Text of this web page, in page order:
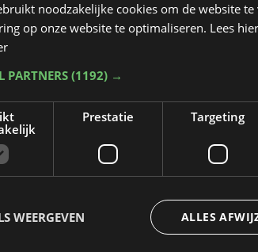
Gezondheid en de Dienst
zaak. Een lichte vorm van
pistes. Paul Van Haecke,
Vlaanderen: "De tweede piste is
Het zijn dus toxines die
een analoge case is
moet onderzocht worden.
de werknemers tijdens het
noodzakelijke cookies om de website
op onze website te optimaliseren. Lees
PARTNERS (1192) →
Prestatie Targeting
ALLES
WEERGEVEN